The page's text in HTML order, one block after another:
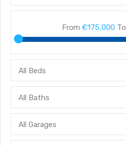
From €175,000To
All Beds
All Baths
All Garages